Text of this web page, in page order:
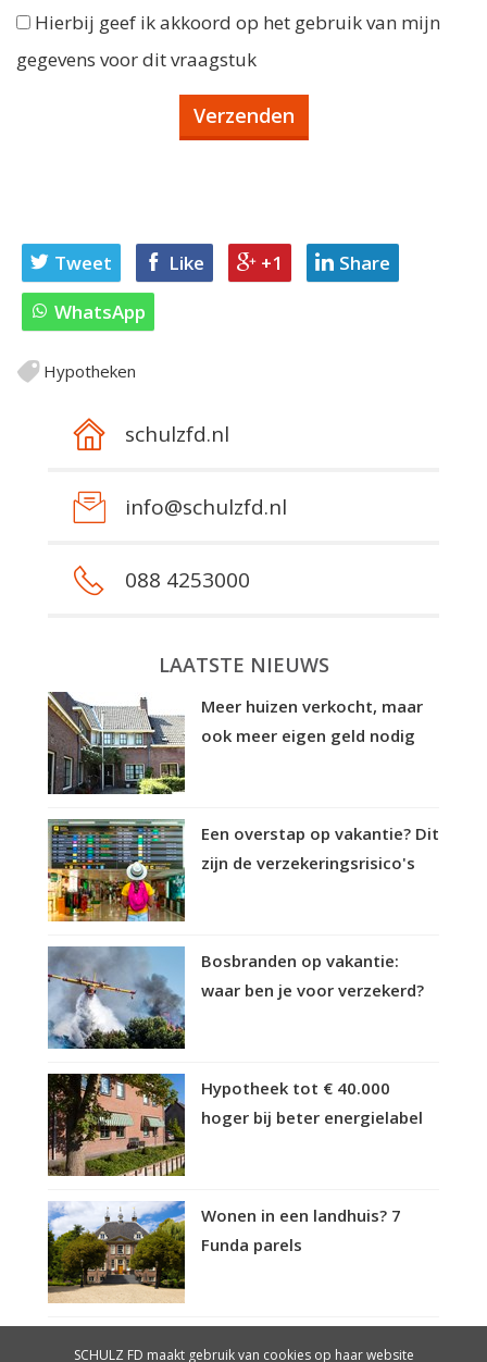
Hierbij geef ik akkoord op het gebruik van mijn
gegevens voor dit vraagstuk
Tweet Like +1
Share
WhatsApp
Hypotheken
schulzfd.nl
info@schulzfd.nl
088 4253000
LAATSTE NIEUWS
Meer huizen verkocht, maar
ook meer eigen geld nodig
Een overstap op vakantie? Dit
zijn de verzekeringsrisico's
Bosbranden op vakantie:
waar ben je voor verzekerd?
Hypotheek tot € 40.000
hoger bij beter energielabel
Wonen in een landhuis? 7
Funda parels
SCHULZ FD maakt gebruik van cookies op haar website